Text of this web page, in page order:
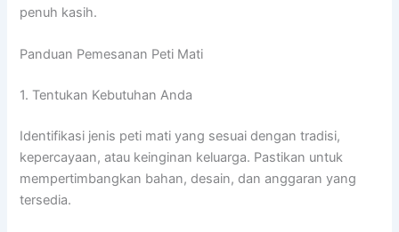
penuh kasih.
Panduan Pemesanan Peti Mati
1. Tentukan Kebutuhan Anda
Identifikasi jenis peti mati yang sesuai dengan tradisi,
kepercayaan, atau keinginan keluarga. Pastikan untuk
mempertimbangkan bahan, desain, dan anggaran yang
tersedia.